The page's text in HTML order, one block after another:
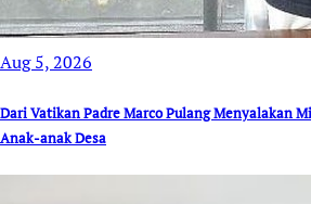
Aug 5, 2026
Dari Vatikan Padre Marco Pulang Menyalakan
Anak-anak Desa